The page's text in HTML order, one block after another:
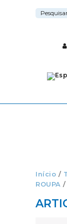
por:
Início /
ROUPA /